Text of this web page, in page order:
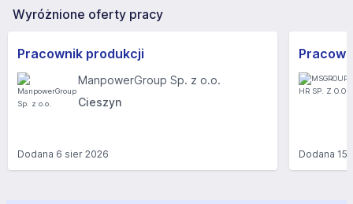
Wyróżnione oferty pracy
Pracownik produkcji
ManpowerGroup Sp. z o.o.
Cieszyn
Dodana 6 sier 2026 Dodana 15